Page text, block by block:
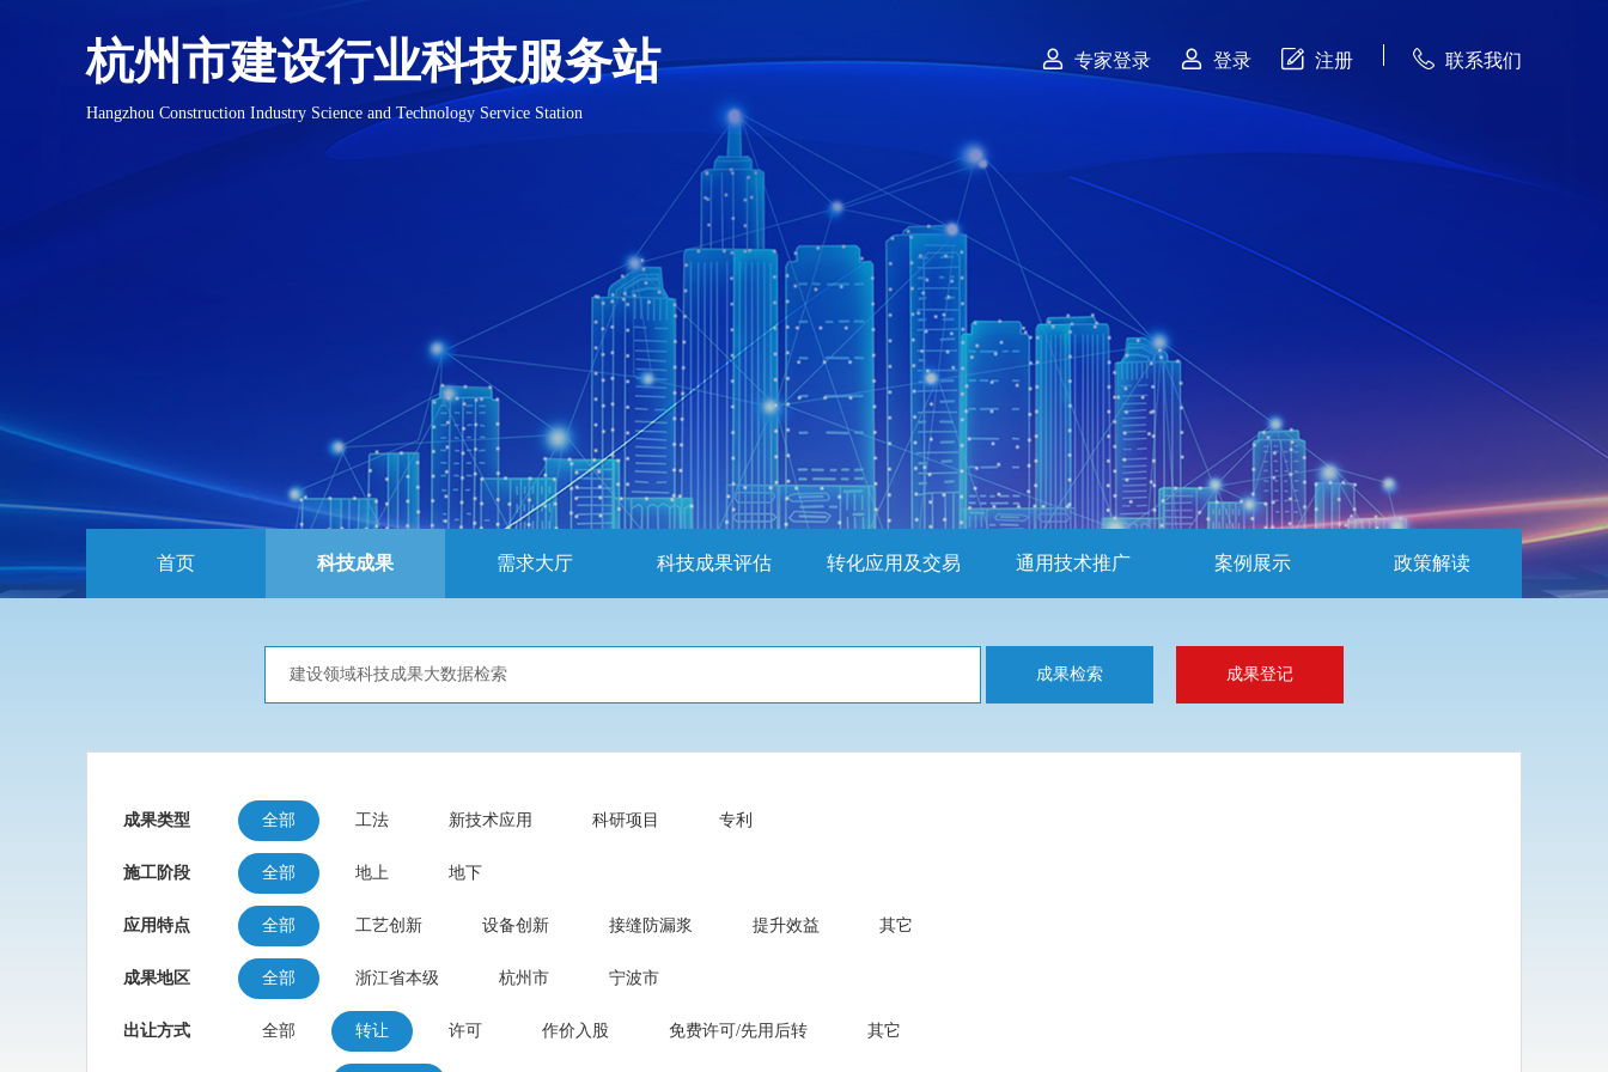
杭州市建设行业科技服务站
Hangzhou Construction Industry Science and Technology Service Station
 专家登录  登录  注册  联系我们
首页 科技成果 需求大厅 科技成果评估 转化应用及交易 通用技术推广 案例展示 政策解读
成果检索 成果登记
成果类型 全部 工法 新技术应用 科研项目 专利
施工阶段 全部 地上 地下
应用特点 全部 工艺创新 设备创新 接缝防漏浆 提升效益 其它
成果地区 全部 浙江省本级 杭州市 宁波市
出让方式 全部 转让 许可 作价入股 免费许可/先用后转 其它